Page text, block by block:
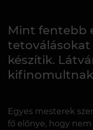
Mint fentebb
tetoválásokat
készítik.
Egyes mesterek
fő előnye, hogy